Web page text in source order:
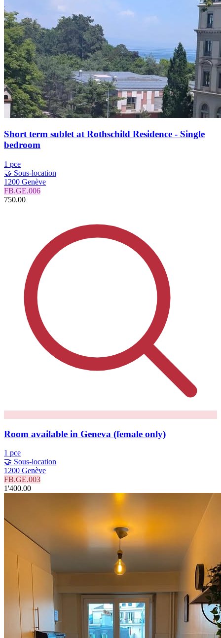
Short term sublet at Rothschild Residence - Single
bedroom
1 pce
🤝 Sous-location
1200 Genève
FB.GE.006
750.00
Room available in Geneva (female only)
1 pce
🤝 Sous-location
1200 Genève
FB.GE.003
1'400.00